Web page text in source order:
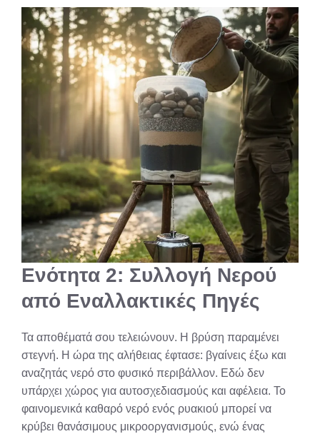
Ενότητα 2: Συλλογή Νερού
από Εναλλακτικές Πηγές
Τα αποθέματά σου τελειώνουν. Η βρύση παραμένει
στεγνή. Η ώρα της αλήθειας έφτασε: βγαίνεις έξω και
αναζητάς νερό στο φυσικό περιβάλλον. Εδώ δεν
υπάρχει χώρος για αυτοσχεδιασμούς και αφέλεια. Το
φαινομενικά καθαρό νερό ενός ρυακιού μπορεί να
κρύβει θανάσιμους μικροοργανισμούς, ενώ ένας